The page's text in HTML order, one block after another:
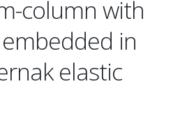
column with
in
elastic